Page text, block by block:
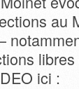
au
ici :